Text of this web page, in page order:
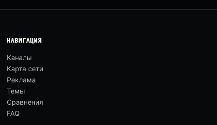
НАВИГАЦИЯ
Каналы
Карта сети
Реклама
Темы
Сравнения
FAQ